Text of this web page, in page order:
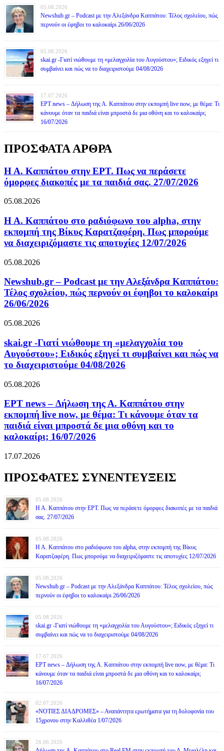
05.08.2026
Newshub.gr – Podcast με την Αλεξάνδρα Καππάτου: Τέλος σχολείου, πώς
περνούν οι έφηβοι το καλοκαίρι 26/06/2026
05.08.2026
skai.gr -Γιατί νιώθουμε τη «μελαγχολία του Αυγούστου»; Ειδικός εξηγεί τι
συμβαίνει και πώς να το διαχειριστούμε 04/08/2026
17.07.2026
ΕΡΤ news – Δήλωση της Α. Καππάτου στην εκπομπή live now, με θέμα: Τι
κάνουμε όταν τα παιδιά είναι μπροστά δε μια οθόνη και το καλοκαίρι;
16/07/2026
ΠΡΟΣΦΑΤΑ ΑΡΘΡΑ
Η Α. Καππάτου στην ΕΡΤ. Πως να περάσετε
όμορφες διακοπές με τα παιδιά σας. 27/07/2026
05.08.2026
Η Α. Καππάτου στο ραδιόφωνο του alpha, στην
εκπομπή της Βίκυς Καρατζαφέρη. Πως μπορούμε
να διαχειριζόμαστε τις αποτυχίες 12/07/2026
05.08.2026
Newshub.gr – Podcast με την Αλεξάνδρα Καππάτου:
Τέλος σχολείου, πώς περνούν οι έφηβοι το καλοκαίρι
26/06/2026
05.08.2026
skai.gr -Γιατί νιώθουμε τη «μελαγχολία του
Αυγούστου»; Ειδικός εξηγεί τι συμβαίνει και πώς να
το διαχειριστούμε 04/08/2026
05.08.2026
ΕΡΤ news – Δήλωση της Α. Καππάτου στην
εκπομπή live now, με θέμα: Τι κάνουμε όταν τα
παιδιά είναι μπροστά δε μια οθόνη και το
καλοκαίρι; 16/07/2026
17.07.2026
ΠΡΟΣΦΑΤΕΣ ΣΥΝΕΝΤΕΥΞΕΙΣ
05.08.2026
Η Α. Καππάτου στην ΕΡΤ. Πως να περάσετε όμορφες διακοπές με τα παιδιά
σας. 27/07/2026
05.08.2026
Η Α. Καππάτου στο ραδιόφωνο του alpha, στην εκπομπή της Βίκυς
Καρατζαφέρη. Πως μπορούμε να διαχειριζόμαστε τις αποτυχίες 12/07/2026
05.08.2026
Newshub.gr – Podcast με την Αλεξάνδρα Καππάτου: Τέλος σχολείου, πώς
περνούν οι έφηβοι το καλοκαίρι 26/06/2026
05.08.2026
skai.gr -Γιατί νιώθουμε τη «μελαγχολία του Αυγούστου»; Ειδικός εξηγεί τι
συμβαίνει και πώς να το διαχειριστούμε 04/08/2026
17.07.2026
ΕΡΤ news – Δήλωση της Α. Καππάτου στην εκπομπή live now, με θέμα: Τι
κάνουμε όταν τα παιδιά είναι μπροστά δε μια οθόνη και το καλοκαίρι;
16/07/2026
02.07.2026
«ΝΟΤΙΕΣ ΔΙΑΔΡΟΜΕΣ» – Αναπάντητα ερωτήματα για τη δολοφονία του
15χρονου στην Καλλιθέα 1/07/2026
26.06.2026